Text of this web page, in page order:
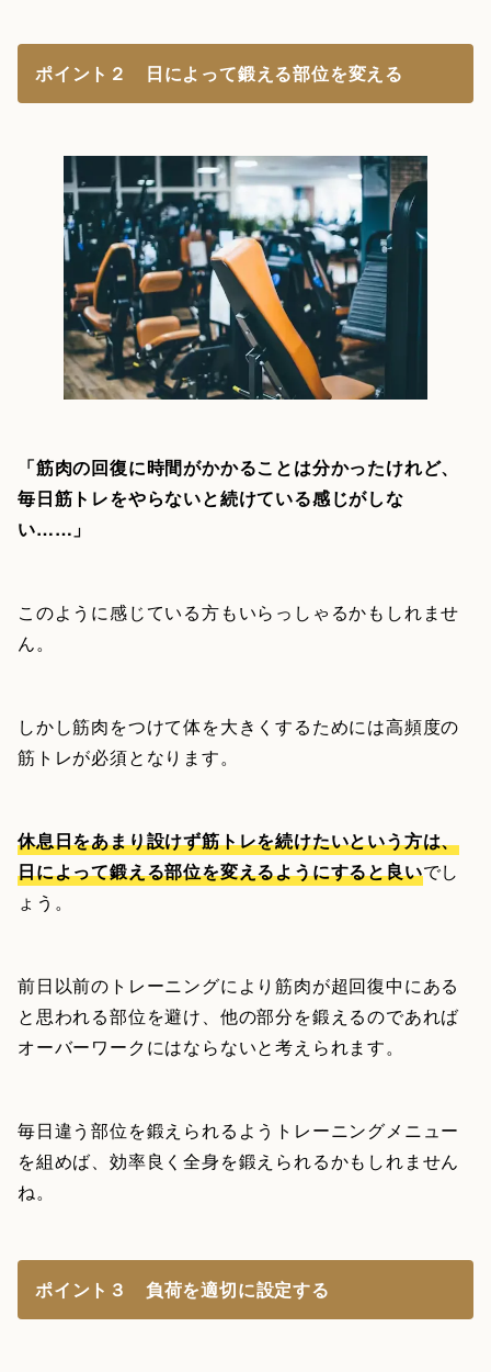
ポイント２ 日によって鍛える部位を変える
「筋肉の回復に時間がかかることは分かったけれど、
毎日筋トレをやらないと続けている感じがしな
い……」
このように感じている方もいらっしゃるかもしれませ
ん。
しかし筋肉をつけて体を大きくするためには高頻度の
筋トレが必須となります。
休息日をあまり設けず筋トレを続けたいという方は、
日によって鍛える部位を変えるようにすると良いでし
ょう。
前日以前のトレーニングにより筋肉が超回復中にある
と思われる部位を避け、他の部分を鍛えるのであれば
オーバーワークにはならないと考えられます。
毎日違う部位を鍛えられるようトレーニングメニュー
を組めば、効率良く全身を鍛えられるかもしれません
ね。
ポイント３ 負荷を適切に設定する